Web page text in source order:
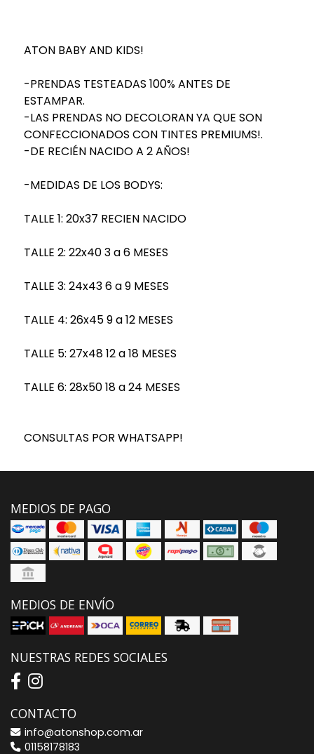
ATON BABY AND KIDS!
-PRENDAS TESTEADAS 100% ANTES DE
ESTAMPAR.
-LAS PRENDAS NO DECOLORAN YA QUE SON
CONFECCIONADOS CON TINTES PREMIUMS!.
-DE RECIÉN NACIDO A 2 AÑOS!
-MEDIDAS DE LOS BODYS:
TALLE 1: 20x37 RECIEN NACIDO
TALLE 2: 22x40 3 a 6 MESES
TALLE 3: 24x43 6 a 9 MESES
TALLE 4: 26x45 9 a 12 MESES
TALLE 5: 27x48 12 a 18 MESES
TALLE 6: 28x50 18 a 24 MESES
CONSULTAS POR WHATSAPP!
MEDIOS DE PAGO
MEDIOS DE ENVÍO
NUESTRAS REDES SOCIALES
CONTACTO
info@atonshop.com.ar
01158178183